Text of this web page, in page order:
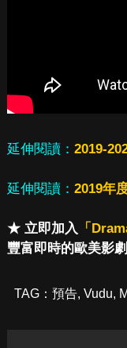
延伸閱讀： 2019-
延伸閱讀： 2019年
★ 立即加入 「
豐富即時的歐美影劇
TAG： 預告, Vudu,